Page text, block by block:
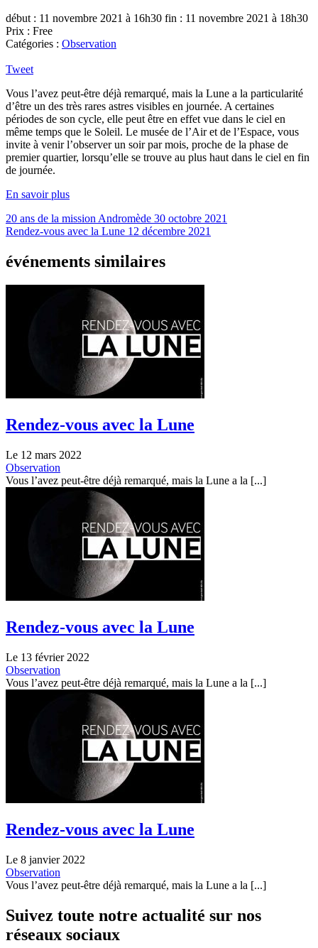
début : 11 novembre 2021 à 16h30 fin : 11 novembre 2021 à 18h30
Prix : Free
Catégories : Observation
Tweet
Vous l’avez peut-être déjà remarqué, mais la Lune a la particularité
d’être un des très rares astres visibles en journée. A certaines
périodes de son cycle, elle peut être en effet vue dans le ciel en
même temps que le Soleil. Le musée de l’Air et de l’Espace, vous
invite à venir l’observer un soir par mois, proche de la phase de
premier quartier, lorsqu’elle se trouve au plus haut dans le ciel en fin
de journée.
En savoir plus
20 ans de la mission Andromède 30 octobre 2021
Rendez-vous avec la Lune 12 décembre 2021
événements similaires
Rendez-vous avec la Lune
Le 12 mars 2022
Observation
Vous l’avez peut-être déjà remarqué, mais la Lune a la [...]
Rendez-vous avec la Lune
Le 13 février 2022
Observation
Vous l’avez peut-être déjà remarqué, mais la Lune a la [...]
Rendez-vous avec la Lune
Le 8 janvier 2022
Observation
Vous l’avez peut-être déjà remarqué, mais la Lune a la [...]
Suivez toute notre actualité sur nos
réseaux sociaux